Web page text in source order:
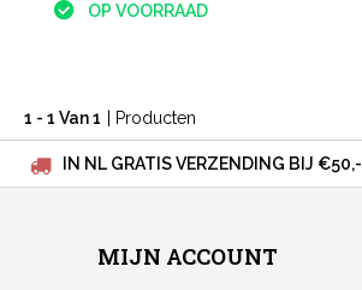
OP VOORRAAD
1 - 1 Van 1 | Producten
IN NL GRATIS VERZENDING BIJ €50,-
MIJN ACCOUNT